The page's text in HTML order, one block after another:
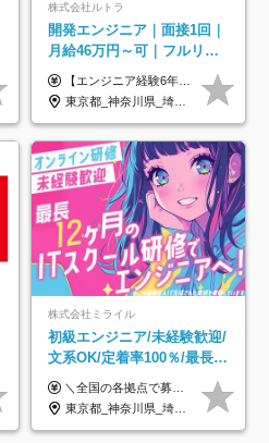
株式会社ルトラ
開発エンジニア｜面接1回｜
月給46万円～可｜フルリモ
ートも可｜案件選択制｜定
着率96％以上｜副業OK｜住
宅手当
【エンジニア経験6年以上の方】 月給46万円～100万円（固定残業代含む） ※上記月給には月30時間分の固定残業代（月8万7,400円～月19万円）を含む。超過分は全額支給。 【エンジニア経験4年以上の方】 月給42万円～100万円（固定残業代含む） ※上記月給には月30時間分の固定残業代（月7万9,800円～月19万円）を含む。超過分は全額支給。 【エンジニア経験4年未満の方】 月給38万円～100万円（固定残業代含む） ※上記月給には月30時間分の固定残業代（月7万2,200円～月19万円）を含む。超過分は全額支給。 ※経験、スキル、前職給与などを踏まえて決定。 ◆ルトラの給与制度のポイント！◆ ・社員の95%が入社時に年収UP！最高で300万円UPの実績も ・平均還元率86.3%（交通費・住宅手当・会社負担分の社保も含む） ・人柄やポテンシャルを評価し、スキル以上の希望年収を提示することも ・退職金制度やリファラル手当（平均50万円）あり
東京都_神奈川県_埼玉県_千葉県_大阪府_愛知県_北海道_青森県_岩手県_宮城県_秋田県_山形県_福島県_茨城県_栃木県_群馬県_新潟県_山梨県_長野県_富山県_石川県_福井県_静岡県_岐阜県_三重県_兵庫県_京都府_滋賀県_奈良県_和歌山県_広島県_岡山県_鳥取県_島根県_山口県_徳島県_香川県_愛媛県_高知県_福岡県_熊本県_佐賀県_長崎県_大分県_宮崎県_鹿児島県_沖縄県
株式会社ミライル
初級エンジニア/未経験歓迎/
文系OK/定着率100％/最長1
年の自社ITスクール研修あ
り/年休130日
＼全国の各拠点で募集中！／ 給与は以下の通り、勤務地により異なります。 札幌：月給23万円～27万円 仙台：月給22万円～26万円 新潟：月給22万円～26万円 東京：月給26万円～30万円 大阪：月給24万円～29万円 福岡：月給23.5万円～27万円 沖縄：月給21万円～26万円 ◎給与は知識や経験を考慮して決定します。 ◎残業は別途全額支給します。 ◎試用期間12カ月あり（給与は以下の通りです。その他条件に変更はありません） （試用期間の給与） 札幌：月給18.6万円～ 仙台：月給19万円～ 新潟：月給18万円～ 東京：月給22万円～ 大阪：月給20.8万円～ 福岡：月給19万円～ 沖縄：月給18万円～
東京都_神奈川県_埼玉県_千葉県_大阪府_愛知県_北海道_青森県_岩手県_宮城県_秋田県_山形県_福島県_茨城県_栃木県_群馬県_新潟県_山梨県_長野県_富山県_石川県_福井県_静岡県_岐阜県_三重県_兵庫県_京都府_滋賀県_奈良県_和歌山県_広島県_岡山県_鳥取県_島根県_山口県_徳島県_香川県_愛媛県_高知県_福岡県_熊本県_佐賀県_長崎県_大分県_宮崎県_鹿児島県_沖縄県